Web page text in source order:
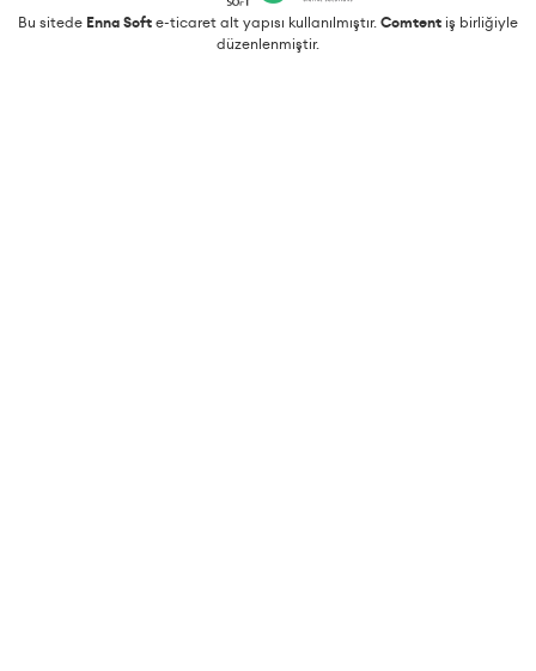
Bu sitede Enna Soft e-ticaret alt yapısı kullanılmıştır. Comtent iş birliğiyle
düzenlenmiştir.